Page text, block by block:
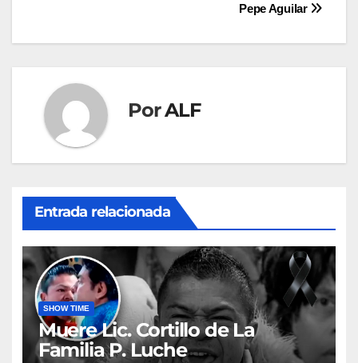
Pepe Aguilar
PorALF
Entrada relacionada
SHOW TIME
Muere Lic. Cortillo de La
Familia P. Luche